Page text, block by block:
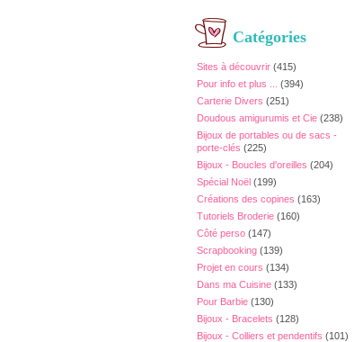
Catégories
Sites à découvrir (415)
Pour info et plus ...
(394)
Carterie Divers (251)
Doudous amigurumis et Cie (238)
Bijoux de portables ou de sacs -
porte-clés (225)
Bijoux - Boucles d'oreilles (204)
Spécial Noël (199)
Créations des copines (163)
Tutoriels Broderie (160)
Côté perso (147)
Scrapbooking (139)
Projet en cours (134)
Dans ma Cuisine (133)
Pour Barbie (130)
Bijoux - Bracelets (128)
Bijoux - Colliers et pendentifs (101)